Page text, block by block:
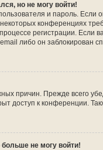
но не могу войти!
и пароль. Если
конференциях
регистрации. Если
либо он заблокирован
причин. Прежде всего
доступ к конференции.
не могу войти!